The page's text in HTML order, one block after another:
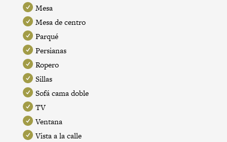
Mesa
Mesa de centro
Parqué
Persianas
Ropero
Sillas
Sofá cama doble
TV
Ventana
Vista a la calle